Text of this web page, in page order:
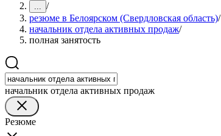
... /
резюме в Белоярском (Свердловская область)/
начальник отдела активных продаж/
полная занятость
начальник отдела активных продаж
Резюме